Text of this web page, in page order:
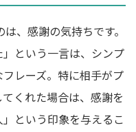
、感謝の気持ちです。
」という一言は、シンプ
レーズ。特に相手がプ
くれた場合は、感謝を
という印象を与えるこ